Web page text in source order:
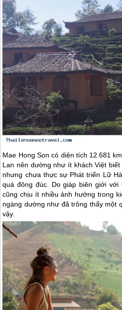
Mae Hong Son có diện tích 12.681
Lan nên dường như ít khách Việt
nhưng chưa thực sự Phát triển Lữ
quá đông đúc. Do giáp biên giới với
cũng chịu ít nhiều ảnh hưởng trong
ngàng dường như đã trông thấy một
vậy.